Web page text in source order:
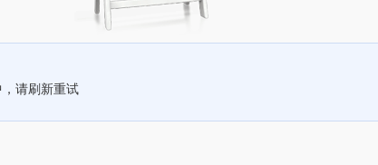
请刷新重试